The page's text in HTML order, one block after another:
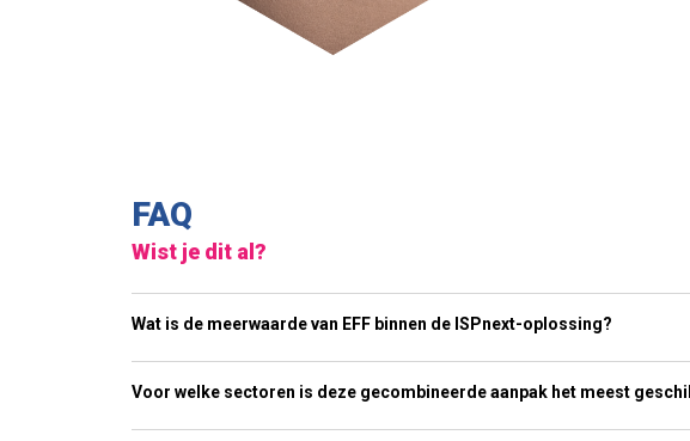
FAQ
Wist je dit al?
Wat is de meerwaarde van EFF binnen de ISPnext-oplossing?
Voor welke sectoren is deze gecombineerde aanpak het meest